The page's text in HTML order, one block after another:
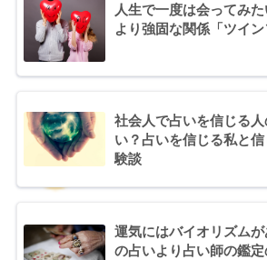
人生で一度は会ってみ
より強固な関係「ツイ
社会人で占いを信じる
い？占いを信じる私と
験談
運気にはバイオリズム
の占いより占い師の鑑